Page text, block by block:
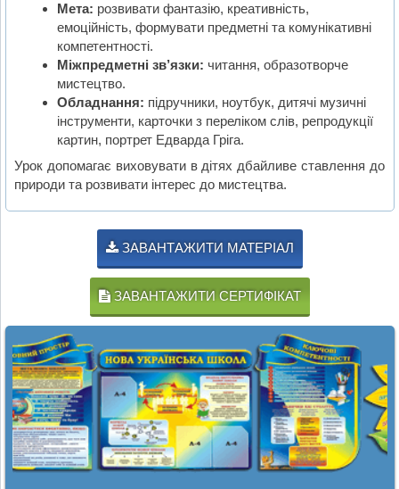
Мета: розвивати фантазію, креативність,
емоційність, формувати предметні та комунікативні
компетентності.
Міжпредметні зв’язки: читання, образотворче
мистецтво.
Обладнання: підручники, ноутбук, дитячі музичні
інструменти, карточки з переліком слів, репродукції
картин, портрет Едварда Гріга.
Урок допомагає виховувати в дітях дбайливе ставлення до
природи та розвивати інтерес до мистецтва.
ЗАВАНТАЖИТИ МАТЕРІАЛ
ЗАВАНТАЖИТИ СЕРТИФІКАТ